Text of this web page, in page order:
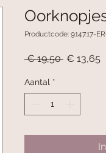
Productcode: 9147.17-
€ 19,50 Normale
€ 13,65
Aantal *